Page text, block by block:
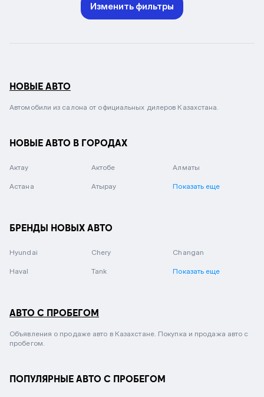
Изменить фильтры
НОВЫЕ АВТО
Автомобили из салона от официальных дилеров Казахстана.
НОВЫЕ АВТО В ГОРОДАХ
Актау Актобе Алматы
Астана Атырау Показать еще
БРЕНДЫ НОВЫХ АВТО
Hyundai Chery Changan
Haval Tank Показать еще
АВТО С ПРОБЕГОМ
Объявления о продаже авто в Казахстане. Покупка и продажа авто с
пробегом.
ПОПУЛЯРНЫЕ АВТО С ПРОБЕГОМ